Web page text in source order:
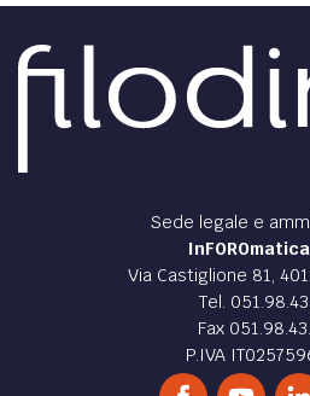
Sede legale e
Via Castiglione 81,
Tel.
Fax
P.IVA